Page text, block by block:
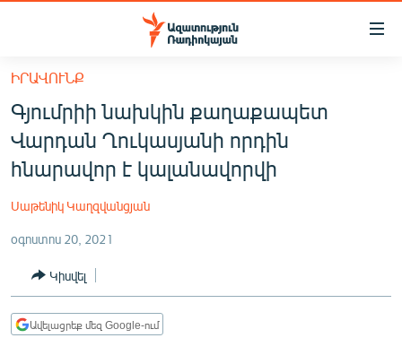
Մատչելիության
հիմնական
բովանդակությանը
Անցնել
հիմնական
մենյուին
ՀԱՅԱՍՏԱՆ
ՔԱՂԱՔԱԿԱՆ
ՏՆՏԵՍՈՒԹՅՈՒՆ
ՂԱՐԱԲԱՂ
ԻՐԱՎՈՒՆՔ
Գյումրիի նախկին քաղաքապետ
Վարդան Ղուկասյանի որդին
հնարավոր է կալանավորվի
Սաթենիկ Կաղզվանցյան
օգոստոս 20, 2021
Կիսվել
Ավելացրեք մեզ Google-ում